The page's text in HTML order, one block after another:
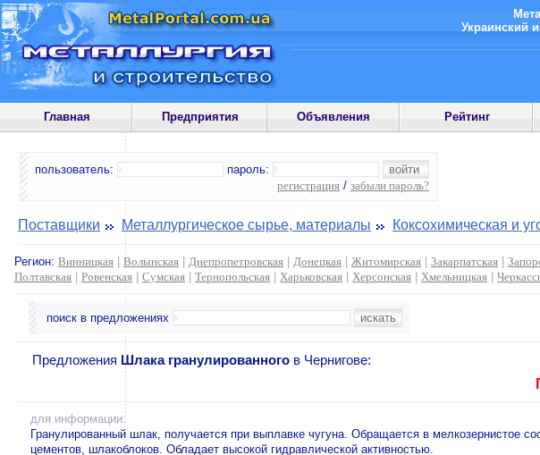
Украинский
Главная Предприятия Объявления Рейтинг
пользователь:
пароль:
регистрация / забыли пароль?
Поставщики Металлургическое сырье, материалы Коксохимическая и
Регион: Винницкая Волынская Днепропетровская Донецкая Житомирская Закарпатская
Полтавская
Ровенская Сумская Тернопольская Харьковская Херсонская Хмельницкая
поиск в предложениях
Предложения Шлака гранулированного в Чернигове:
для информации:
Гранулированный шлак, получается при выплавке чугуна. Обращается в мелкозернистое
цементов, шлакоблоков. Обладает высокой гидравлической активностью.